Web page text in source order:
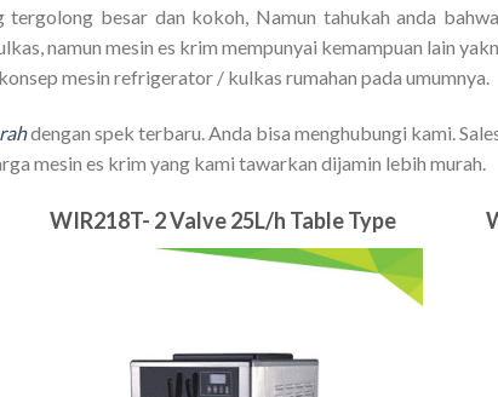
besar dan kokoh, Namun tahukah anda
namun mesin es krim mempunyai kemampuan lain
mesin refrigerator / kulkas rumahan pada umumnya.
dengan spek terbaru. Anda bisa menghubungi kami.
mesin es krim yang kami tawarkan dijamin lebih murah.
WIR218T- 2 Valve 25L/h Table Type